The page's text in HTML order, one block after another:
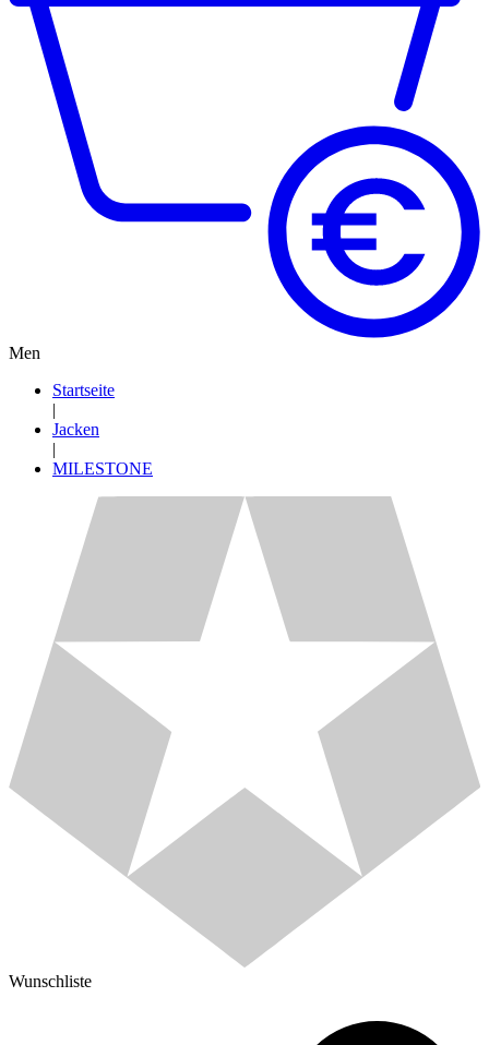
Men
Startseite
|
Jacken
|
MILESTONE
Wunschliste